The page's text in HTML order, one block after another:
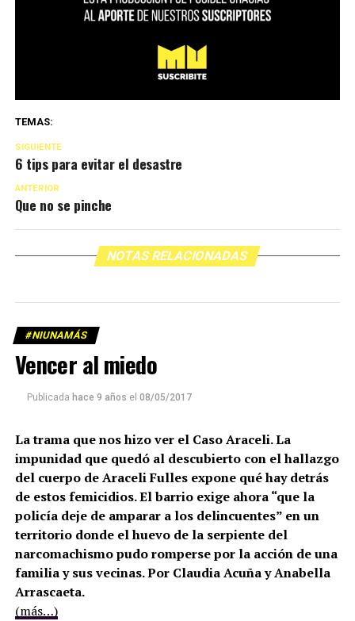
TEMAS:
SIGUIENTE
6 tips para evitar el desastre
ANTERIOR
Que no se pinche
NOTAS RELACIONADAS
#NIUNAMÁS
Vencer al miedo
Publicada hace 9 años el 08/05/2017
La trama que nos hizo ver el Caso Araceli. La
impunidad que quedó al descubierto con el hallazgo
del cuerpo de Araceli Fulles expone qué hay detrás
de estos femicidios. El barrio exige ahora “que la
policía deje de amparar a los delincuentes” en un
territorio donde el huevo de la serpiente del
narcomachismo pudo romperse por la acción de una
familia y sus vecinas. Por Claudia Acuña y Anabella
Arrascaeta.
(más…)